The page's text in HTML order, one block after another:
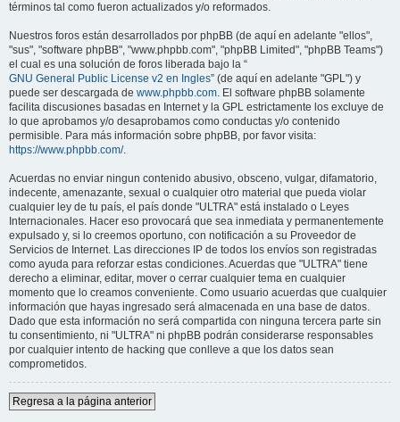
términos tal como fueron actualizados y/o reformados.
Nuestros foros están desarrollados por phpBB (de aquí en adelante "ellos",
"sus", "software phpBB", "www.phpbb.com", "phpBB Limited", "phpBB Teams")
el cual es una solución de foros liberada bajo la “
GNU General Public License v2 en Ingles” (de aquí en adelante "GPL") y
puede ser descargada de www.phpbb.com. El software phpBB solamente
facilita discusiones basadas en Internet y la GPL estrictamente los excluye de
lo que aprobamos y/o desaprobamos como conductas y/o contenido
permisible. Para más información sobre phpBB, por favor visita:
https://www.phpbb.com/.
Acuerdas no enviar ningun contenido abusivo, obsceno, vulgar, difamatorio,
indecente, amenazante, sexual o cualquier otro material que pueda violar
cualquier ley de tu país, el país donde "ULTRA" está instalado o Leyes
Internacionales. Hacer eso provocará que sea inmediata y permanentemente
expulsado y, si lo creemos oportuno, con notificación a su Proveedor de
Servicios de Internet. Las direcciones IP de todos los envíos son registradas
como ayuda para reforzar estas condiciones. Acuerdas que "ULTRA" tiene
derecho a eliminar, editar, mover o cerrar cualquier tema en cualquier
momento que lo creamos conveniente. Como usuario acuerdas que cualquier
información que hayas ingresado será almacenada en una base de datos.
Dado que esta información no será compartida con ninguna tercera parte sin
tu consentimiento, ni "ULTRA" ni phpBB podrán considerarse responsables
por cualquier intento de hacking que conlleve a que los datos sean
comprometidos.
Regresa a la página anterior